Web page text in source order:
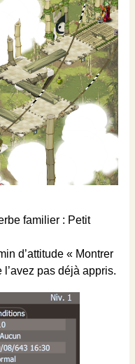
familier : Petit
d’attitude « Montrer
pas déjà appris.